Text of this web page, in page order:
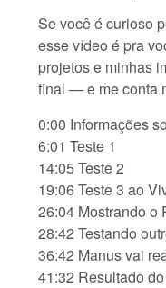
Se você é curioso
esse vídeo é pra
projetos e minhas
final — e me conta
0:00 Informações
6:01 Teste 1
14:05 Teste 2
19:06 Teste 3 ao
26:04 Mostrando o
28:42 Testando
36:42 Manus vai
41:32 Resultado